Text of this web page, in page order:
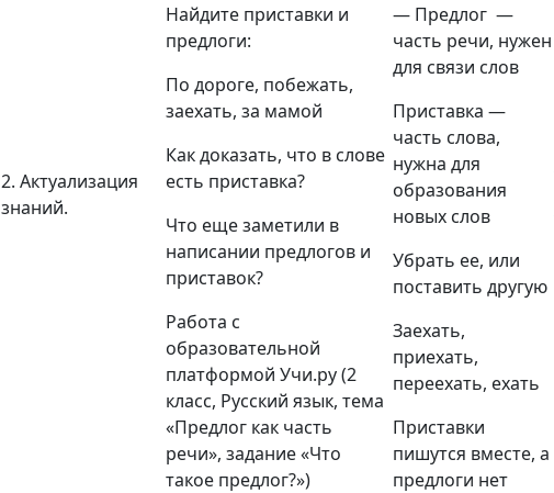
2. Актуализация
знаний.
Найдите приставки и
предлоги:
По дороге, побежать,
заехать, за мамой
Как доказать, что в слове
есть приставка?
Что еще заметили в
написании предлогов и
приставок?
Работа с
образовательной
платформой Учи.ру (2
класс, Русский язык, тема
«Предлог как часть
речи», задание «Что
такое предлог?»)
— Предлог —
часть речи, нужен
для связи слов
Приставка —
часть слова,
нужна для
образования
новых слов
Убрать ее, или
поставить другую
Заехать,
приехать,
переехать, ехать
Приставки
пишутся вместе, а
предлоги нет